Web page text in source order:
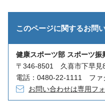
このページに関するお問
健康スポーツ部 スポーツ
〒346-8501 久喜市下早見
電話：0480-22-1111 ファ
お問い合わせは専用フ